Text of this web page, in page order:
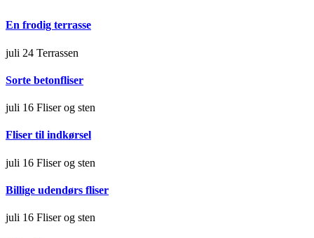
En frodig terrasse
juli 24 Terrassen
Sorte betonfliser
juli 16 Fliser og sten
Fliser til indkørsel
juli 16 Fliser og sten
Billige udendørs fliser
juli 16 Fliser og sten